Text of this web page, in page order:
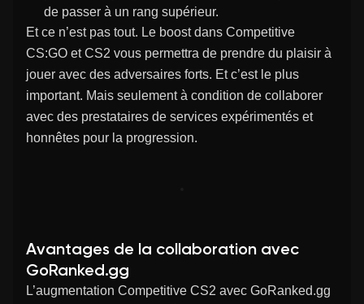
de passer à un rang supérieur.
Et ce n’est pas tout. Le boost dans Competitive
CS:GO et CS2 vous permettra de prendre du plaisir à
jouer avec des adversaires forts. Et c’est le plus
important. Mais seulement à condition de collaborer
avec des prestataires de services expérimentés et
honnêtes pour la progression.
Avantages de la collaboration avec
GoRanked.gg
L’augmentation Competitive CS2 avec GoRanked.gg